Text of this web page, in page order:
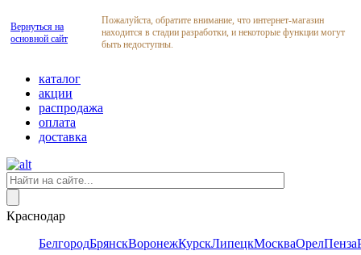
Вернуться на
основной сайт
Пожалуйста, обратите внимание, что интернет-магазин
находится в стадии разработки, и некоторые функции могут
быть недоступны.
каталог
акции
распродажа
оплата
доставка
Краснодар
БелгородБрянскВоронежКурскЛипецкМоскваОрелПенза